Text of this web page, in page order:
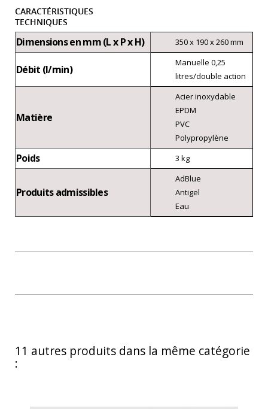
CARACTÉRISTIQUES
TECHNIQUES
Dimensions en mm (L x P x H) 350 x 190 x 260 mm
Débit (l/min)
Manuelle 0,25
litres/double action
Matière
Acier inoxydable
EPDM
PVC
Polypropylène
Poids 3 kg
Produits admissibles
AdBlue
Antigel
Eau
11 autres produits dans la même catégorie
: